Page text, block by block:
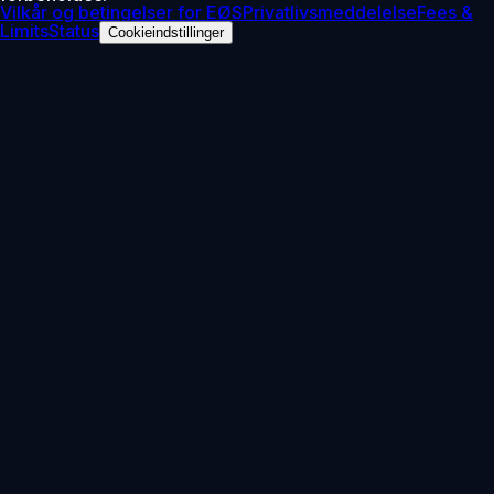
Vilkår og betingelser for EØSPrivatlivsmeddelelseFees &
LimitsStatus Cookieindstillinger